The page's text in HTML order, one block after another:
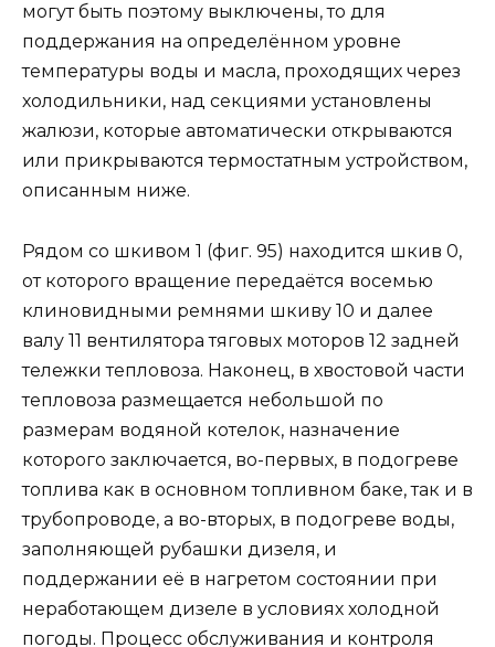
могут быть поэтому выключены, то для
поддержания на определённом уровне
температуры воды и масла, проходящих через
холодильники, над секциями установлены
жалюзи, которые автоматически открываются
или прикрываются термостатным устройством,
описанным ниже.
Рядом со шкивом 1 (фиг. 95) находится шкив 0,
от которого вращение передаётся восемью
клиновидными ремнями шкиву 10 и далее
валу 11 вентилятора тяговых моторов 12 задней
тележки тепловоза. Наконец, в хвостовой части
тепловоза размещается небольшой по
размерам водяной котелок, назначение
которого заключается, во-первых, в подогреве
топлива как в основном топливном баке, так и в
трубопроводе, а во-вторых, в подогреве воды,
заполняющей рубашки дизеля, и
поддержании её в нагретом состоянии при
неработающем дизеле в условиях холодной
погоды. Процесс обслуживания и контроля